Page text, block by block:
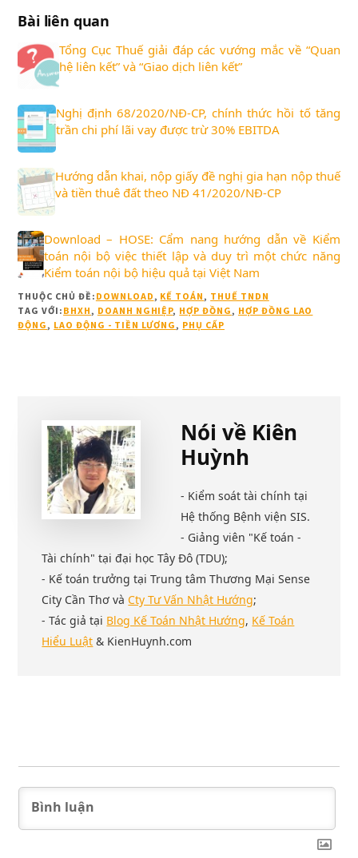
Bài liên quan
Tổng Cục Thuế giải đáp các vướng mắc về “Quan
hệ liên kết” và “Giao dịch liên kết”
Nghị định 68/2020/NĐ-CP, chính thức hồi tố tăng
trần chi phí lãi vay được trừ 30% EBITDA
Hướng dẫn khai, nộp giấy đề nghị gia hạn nộp thuế
và tiền thuê đất theo NĐ 41/2020/NĐ-CP
Download – HOSE: Cẩm nang hướng dẫn về Kiểm
toán nội bộ việc thiết lập và duy trì một chức năng
Kiểm toán nội bộ hiệu quả tại Việt Nam
THUỘC CHỦ ĐỀ: DOWNLOAD, KẾ TOÁN, THUẾ TNDN
TAG VỚI: BHXH, DOANH NGHIỆP, HỢP ĐỒNG, HỢP ĐỒNG LAO
ĐỘNG, LAO ĐỘNG - TIỀN LƯƠNG, PHỤ CẤP
Nói về Kiên
Huỳnh
- Kiểm soát tài chính tại
Hệ thống Bệnh viện SIS.
- Giảng viên "Kế toán -
Tài chính" tại đại học Tây Đô (TDU);
- Kế toán trưởng tại Trung tâm Thương Mại Sense
City Cần Thơ vàCty Tư Vấn Nhật Hướng;
- Tác giả tại Blog Kế Toán Nhật Hướng, Kế Toán
Hiểu Luật & KienHuynh.com